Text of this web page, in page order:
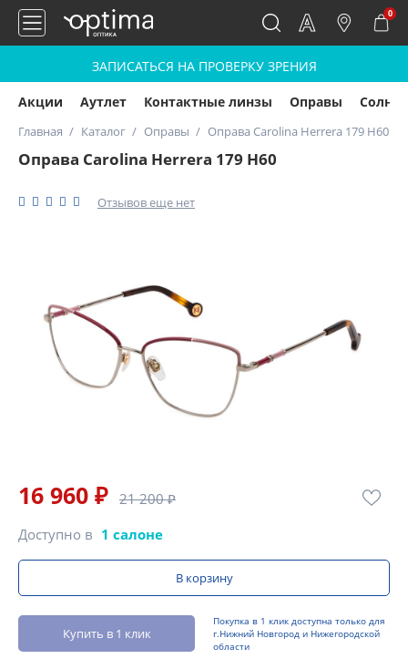
0
ЗАПИСАТЬСЯ НА ПРОВЕРКУ ЗРЕНИЯ
Акции Аутлет Контактные линзы Оправы
Главная Каталог Оправы Оправа Carolina Herrera 179 H60
Оправа Carolina Herrera 179 H60
Отзывов еще нет
16 960 ₽ 21 200 ₽
Доступно в 1 салоне
В корзину
Купить в 1 клик
Покупка в 1 клик доступна только для
г.Нижний Новгород и Нижегородской
области